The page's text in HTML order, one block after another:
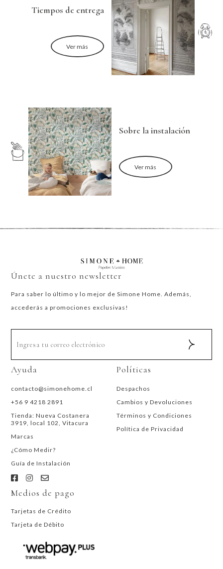
Tiempos de entrega
Ver más
Sobre la instalación
Ver más
Únete a nuestro newsletter
Para saber lo último y lo mejor de Simone Home. Además,
accederás a promociones exclusivas!
Ayuda
contacto@simonehome.cl
+56 9 4218 2891
Tienda: Nueva Costanera
3919, local 102, Vitacura
Marcas
¿Cómo Medir?
Guía de Instalación
Políticas
Despachos
Cambios y Devoluciones
Términos y Condiciones
Política de Privacidad
Medios de pago
Tarjetas de Crédito
Tarjeta de Débito